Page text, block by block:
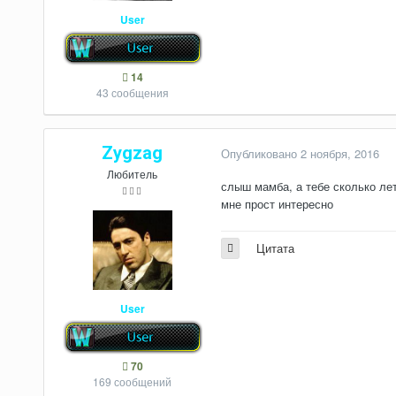
User
14
43 сообщения
Zygzag
Любитель
User
70
169 сообщений
Опубликовано 2 ноября, 2016
слыш мамба, а тебе сколько
мне прост интересно
Цитата